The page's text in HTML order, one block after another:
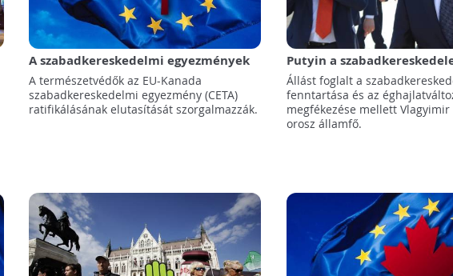
A szabadkereskedelmi egyezmények
veszélyeire figyelmeztet a kanadai
szakértő
A természetvédők az EU-Kanada
szabadkereskedelmi egyezmény (CETA)
ratifikálásának elutasítását szorgalmazzák.
Putyin a
klímavédelem mellett áll
Állást foglalt a
fenntartása és az
megfékezése mellett Vlagyimir
orosz államfő.